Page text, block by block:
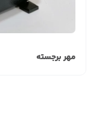
• شما کافی است
سریع، آسان روی
• از دیگر ویژگی این
مهر برجسته